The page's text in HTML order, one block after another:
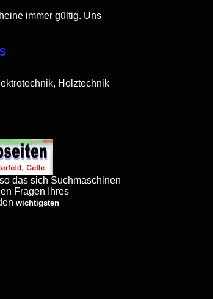
immer gültig. Uns
Holztechnik
das sich Suchmaschinen
Fragen Ihres
wichtigsten